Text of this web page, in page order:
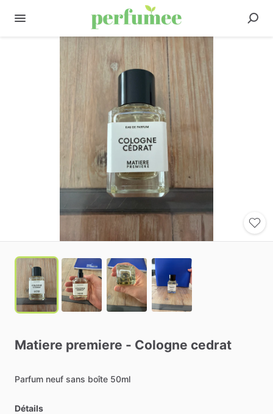
Matiere premiere - Cologne cedrat
Parfum neuf sans boîte 50ml
Détails